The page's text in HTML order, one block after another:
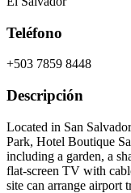
Teléfono
+503 7859 8448
Descripción
Located in San
Park, Hotel Boutique
including a garden, a
flat-screen TV with
site can arrange airport